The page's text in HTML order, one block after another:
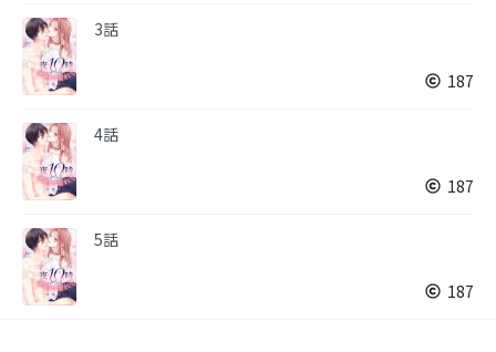
3話
187
4話
187
5話
187